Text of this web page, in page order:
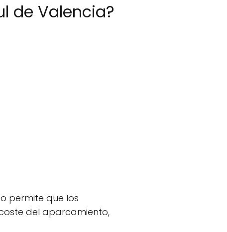
de Valencia?
permite que los
del aparcamiento,